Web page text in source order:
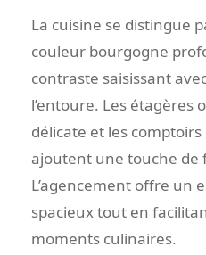
La cuisine se distingue
couleur bourgogne
contraste saisissant
l’entoure. Les étagères
délicate et les
ajoutent une touche de
L’agencement offre un
spacieux tout en
moments culinaires.